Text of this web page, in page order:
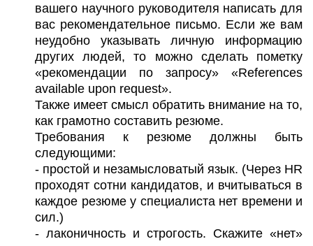
вашего научного руководителя написать для
вас рекомендательное письмо. Если же вам
неудобно указывать личную информацию
других людей, то можно сделать пометку
«рекомендации по запросу» «References
available upon request».
Также имеет смысл обратить внимание на то,
как грамотно составить резюме.
Требования к резюме должны быть
следующими:
- простой и незамысловатый язык. (Через HR
проходят сотни кандидатов, и вчитываться в
каждое резюме у специалиста нет времени и
сил.)
- лаконичность и строгость. Скажите «нет»